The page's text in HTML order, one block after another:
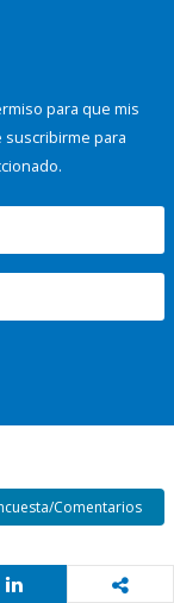
para que mis
para
Comentarios